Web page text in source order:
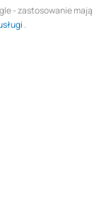
- zastosowanie mają
.